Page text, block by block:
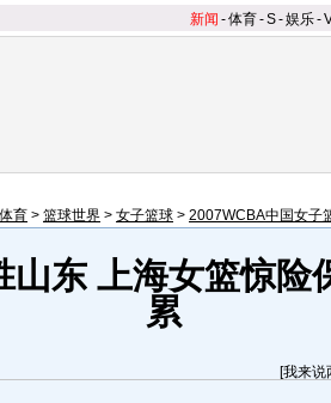
新闻 -体育-S-娱乐-
育 > 篮球世界 > 女子篮球 > 2007WCBA中国女子
山东 上海女篮惊险
累
[我来说